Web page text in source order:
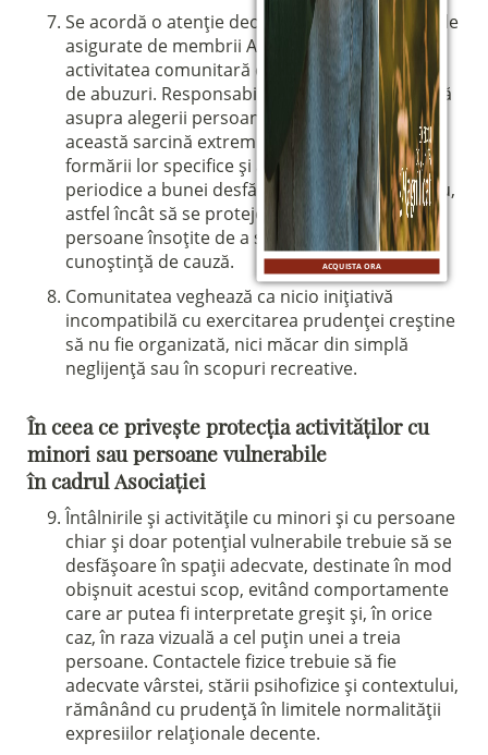
Se acordă o atenție deosebită însoțirii spirituale
asigurate de membrii Asociației, aceasta fiind
activitatea comunitară cea mai expusă riscului
de abuzuri. Responsabilii Fraternității veghează
asupra alegerii persoanelor potrivite pentru
această sarcină extrem de delicată, asupra
formării lor specifice și asupra verificării
periodice a bunei desfășurări a acestui serviciu,
astfel încât să se protejeze capacitatea fiecărei
persoane însoțite de a se autodetermina în
cunoștință de cauză.
Comunitatea veghează ca nicio inițiativă
incompatibilă cu exercitarea prudenței creștine
să nu fie organizată, nici măcar din simplă
neglijență sau în scopuri recreative.
În ceea ce privește protecția activităților cu
minori sau persoane vulnerabile
în cadrul Asociației
Întâlnirile și activitățile cu minori și cu persoane
chiar și doar potențial vulnerabile trebuie să se
desfășoare în spații adecvate, destinate în mod
obișnuit acestui scop, evitând comportamente
care ar putea fi interpretate greșit și, în orice
caz, în raza vizuală a cel puțin unei a treia
persoane. Contactele fizice trebuie să fie
adecvate vârstei, stării psihofizice și contextului,
rămânând cu prudență în limitele normalității
expresiilor relaționale decente.
ACQUISTA ORA